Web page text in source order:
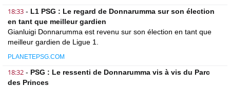
18:33 - L1 PSG : Le regard de Donnarumma sur son élection
en tant que meilleur gardien
Gianluigi Donnarumma est revenu sur son élection en tant que
meilleur gardien de Ligue 1.
PLANETEPSG.COM
18:32 - PSG : Le ressenti de Donnarumma vis à vis du Parc
des Princes